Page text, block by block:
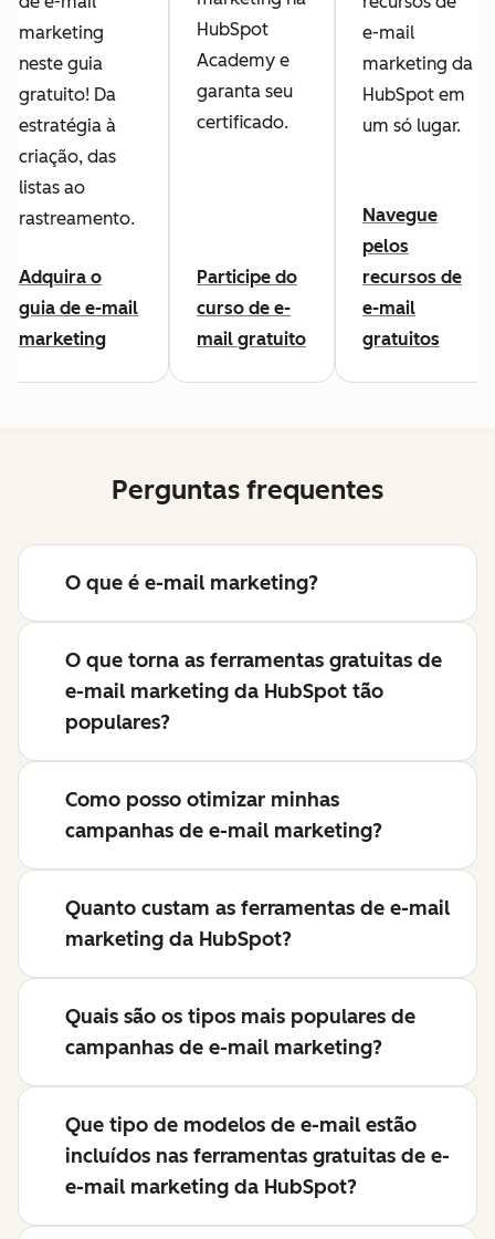
marketing
neste guia
gratuito! Da
estratégia à
criação, das
listas ao
rastreamento.
Adquira o
guia de e-mail
marketing
HubSpot
Academy e
garanta seu
certificado.
Participe do
curso de e-
mail gratuito
e-mail
marketing da
HubSpot em
um só lugar.
Navegue
pelos
recursos de
e-mail
gratuitos
Perguntas frequentes
O que é e-mail marketing?
O que torna as ferramentas gratuitas de
e-mail marketing da HubSpot tão
populares?
Como posso otimizar minhas
campanhas de e-mail marketing?
Quanto custam as ferramentas de e-mail
marketing da HubSpot?
Quais são os tipos mais populares de
campanhas de e-mail marketing?
Que tipo de modelos de e-mail estão
incluídos nas ferramentas gratuitas de e-
e-mail marketing da HubSpot?